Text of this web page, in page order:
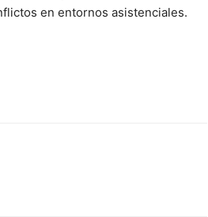
en entornos asistenciales.